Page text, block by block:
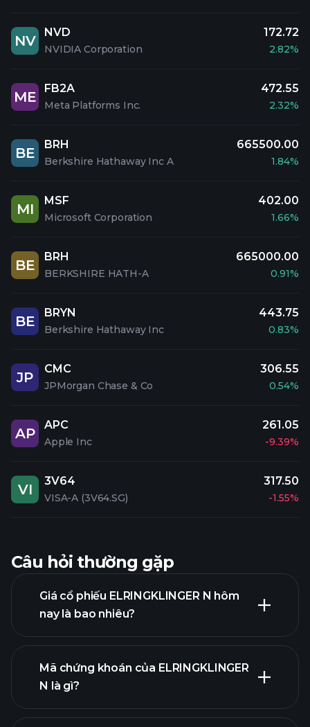
NV
NVD
NVIDIA Corporation
172.72
2.82%
ME
FB2A
Meta Platforms Inc.
472.55
2.32%
BE
BRH
Berkshire Hathaway Inc A
665500.00
1.84%
MI
MSF
Microsoft Corporation
402.00
1.66%
BE
BRH
BERKSHIRE HATH-A
665000.00
0.91%
BE
BRYN
Berkshire Hathaway Inc
443.75
0.83%
JP
CMC
JPMorgan Chase & Co
306.55
0.54%
AP
APC
Apple Inc
261.05
-9.39%
VI
3V64
VISA-A (3V64.SG)
317.50
-1.55%
Câu hỏi thường gặp
Giá cổ phiếu ELRINGKLINGER N hôm
nay là bao nhiêu?
đồ nâng cao
Mã chứng khoán của ELRINGKLINGER
N là gì?